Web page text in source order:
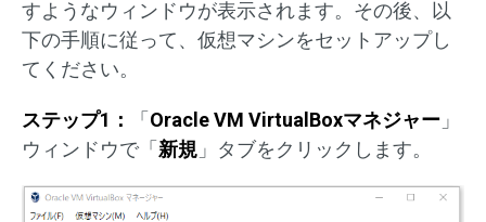
すようなウィンドウが表示されます。その後、以
下の手順に従って、仮想マシンをセットアップし
てください。
ステップ1： 「 Oracle VM VirtualBoxマネジャー 」
ウィンドウで「 新規 」タブをクリックします。